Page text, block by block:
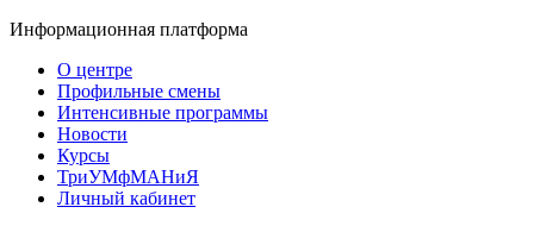
Информационная платформа
О центре
Профильные смены
Интенсивные программы
Новости
Курсы
ТриУМфМАНиЯ
Личный кабинет